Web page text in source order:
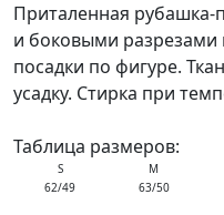
Приталенная рубашка-
и боковыми разрезами
посадки по фигуре.
усадку. Стирка при
Таблица размеров:
S M
62/49
63/50